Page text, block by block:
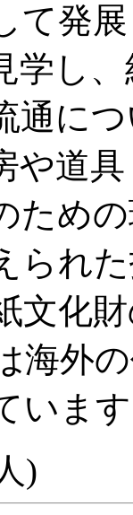
て発
学し
通に
や道
ため
れ
文化
海外
いま
)